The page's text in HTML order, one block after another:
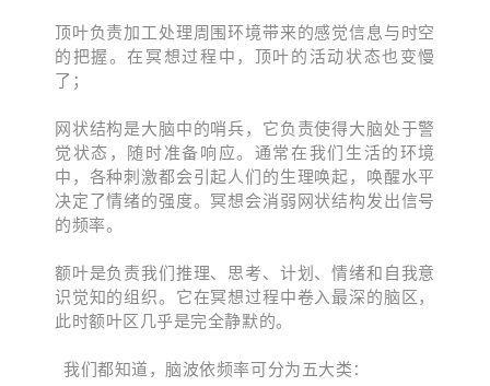
顶叶负责加工处理周围环境带来的感觉信息与时空
的把握。在冥想过程中，顶叶的活动状态也变慢
了；
网状结构是大脑中的哨兵，它负责使得大脑处于警
觉状态，随时准备响应。 通常在我们生活的环境
中，各种刺激都会引起人们的生理唤起，唤醒水平
决定了情绪的强度。冥想会消弱网状结构发出信号
的频率。
额叶是负责我们推理、思考、计划、情绪和自我意
识觉知的组织。它在冥想过程中卷入最深的脑区，
此时额叶区几乎是完全静默的。
我们都知道，脑波依频率可分为五大类：